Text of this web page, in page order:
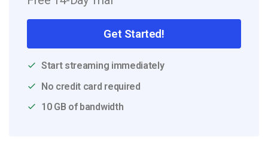
Get Started!
Start streaming immediately
No credit card required
10 GB of bandwidth